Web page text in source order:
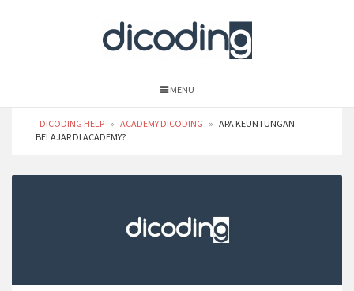
MENU
DICODING HELP » ACADEMY DICODING » APA KEUNTUNGAN
BELAJAR DI ACADEMY?